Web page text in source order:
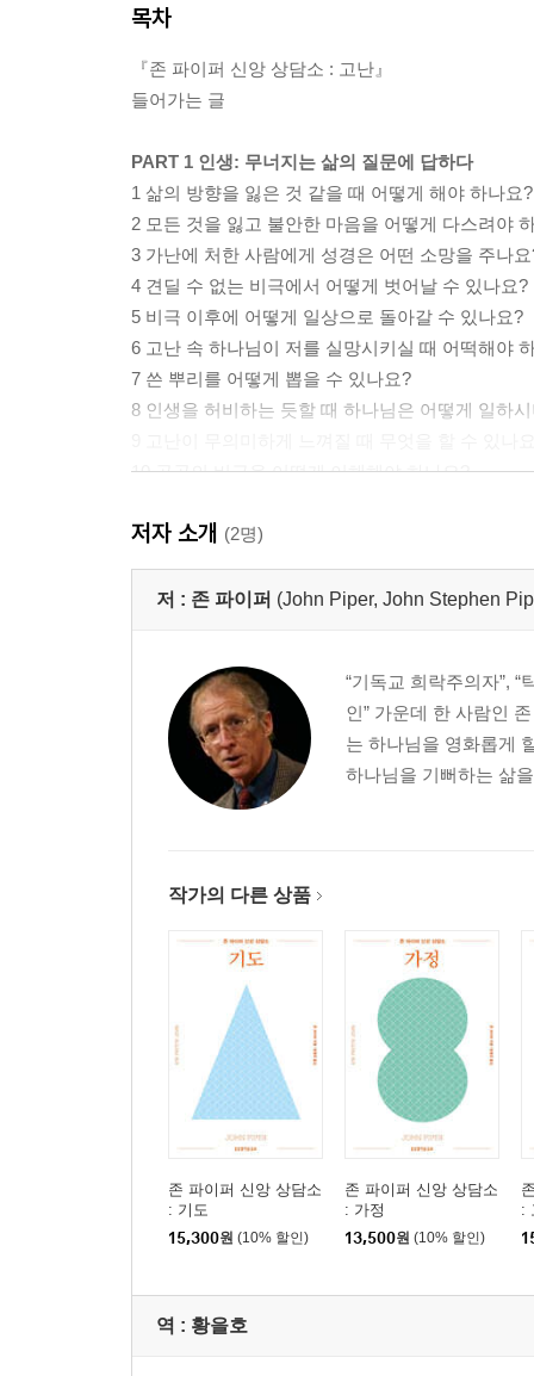
목차
『존 파이퍼 신앙 상담소 : 고난』
들어가는 글
PART 1 인생: 무너지는 삶의 질문에 답하다
1 삶의 방향을 잃은 것 같을 때 어떻게 해야 하나요?
2 모든 것을 잃고 불안한 마음을 어떻게 다스려야
3 가난에 처한 사람에게 성경은 어떤 소망을 주나
4 견딜 수 없는 비극에서 어떻게 벗어날 수 있나요?
5 비극 이후에 어떻게 일상으로 돌아갈 수 있나요?
6 고난 속 하나님이 저를 실망시키실 때 어떡해야
7 쓴 뿌리를 어떻게 뽑을 수 있나요?
8 인생을 허비하는 듯할 때 하나님은 어떻게 일하
10 공공의 비극을 어떻게 이해해야 하나요?
PART 2 질병: 약해지는 몸과 마음의 질문에 답하다
11 질병이 어떻게 하나님의 사랑인가요?
12 하나님은 정말 우리의 모든 질병을 고치시나요?
15 삶이 얼마 남지 않았는데 소망을 어떻게 품나요?
16 태어난 날이 저주스럽다고 한다면, 하나님을 모
17 주의력 결핍 장애는 죄인가요?
18 제가 우울증에 걸린 걸까요?
19 우울증을 겪을 때 어떤 말씀을 묵상하면 도움이
PART 3 신앙: 흔들리는 믿음의 질문에 답하다
21 제 삶을 막는 존재는 사탄인가요, 예수님인가요?
22 주권적이고 선하신 하나님이 어떻게 고통을 허
23 하나님은 어떻게 고난을 통해 고난에서 구원하
24 고난은 죄에 대한 하나님의 징계인가요?
25 가장 극심한 고난까지 어떻게 감사할 수 있나요?
26 끝없이 고된 삶, 어떻게 기쁨을 찾을 수 있을까
27 기도해도 고난이 계속될 때 어떻게 하나님께 보
28 항상 기뻐하지 않으면 죄인가요?
29 자살한 사람도 천국에 갈 수 있나요?
30 하나님이 주권자시라면, 세상은 왜 고통으로 가
저자 소개 (2명)
저 : 존 파이퍼 (John Piper, John Stephen
“기독교 희락주의자”,
인” 가운데 한 사람인
는 하나님을 영화롭게
하나님을 기뻐하는 삶
작가의 다른 상품
존 파이퍼 신앙 상담소
: 기도
15,300원 (10% 할인)
존 파이퍼 신앙 상담소
: 가정
13,500원 (10% 할인)
:
역 : 황을호